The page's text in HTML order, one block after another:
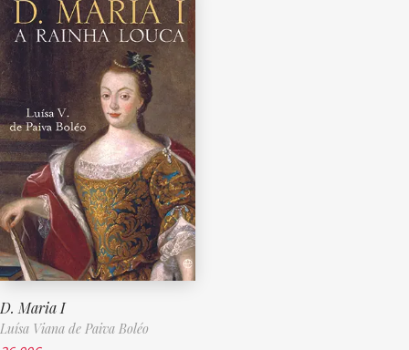
D. Maria I
Luísa Viana de Paiva Boléo